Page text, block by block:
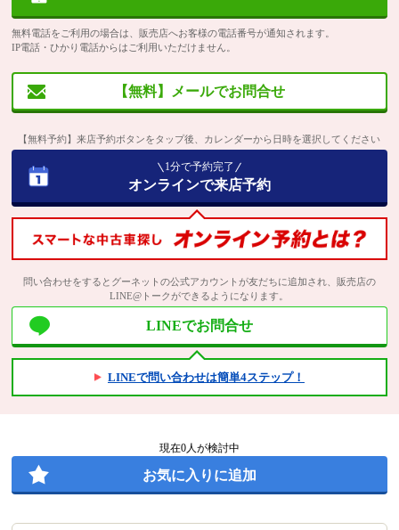
無料電話をご利用の場合は、販売店へお客様の電話番号が通知されます。
IP電話・ひかり電話からはご利用いただけません。
【無料】メールでお問合せ
【無料予約】来店予約ボタンをタップ後、カレンダーから日時を選択してください
1分で予約完了
オンラインで来店予約
問い合わせをするとグーネットの公式アカウントが友だちに追加され、販売店の
LINE@トークができるようになります。
LINEでお問合せ
LINEで問い合わせは簡単4ステップ！
現在0人が検討中
お気に入りに追加